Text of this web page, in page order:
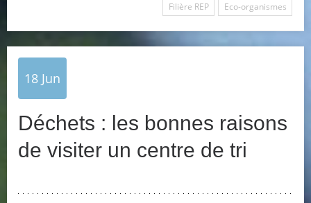
Filière REP
Eco-organismes
18 Jun
Déchets : les bonnes raisons
de visiter un centre de tri